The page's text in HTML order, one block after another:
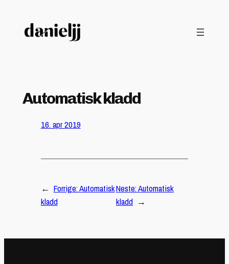
innhold
Automatisk kladd
16. apr 2019
← Forrige:Automatisk
kladd
Neste:Automatisk
kladd →